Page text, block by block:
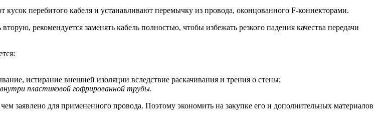
кусок перебитого кабеля и устанавливают перемычку из провода, оконцованного F-коннекторами.
рекомендуется заменять кабель полностью, чтобы избежать резкого падения качества передачи
истирание внешней изоляции вследствие раскачивания и трения о стены;
пластиковой гофрированной трубы.
заявлено для примененного провода. Поэтому экономить на закупке его и дополнительных материалов